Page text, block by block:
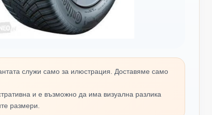
служи само за илюстрация. Доставяме само
и е възможно да има визуална разлика
размери.